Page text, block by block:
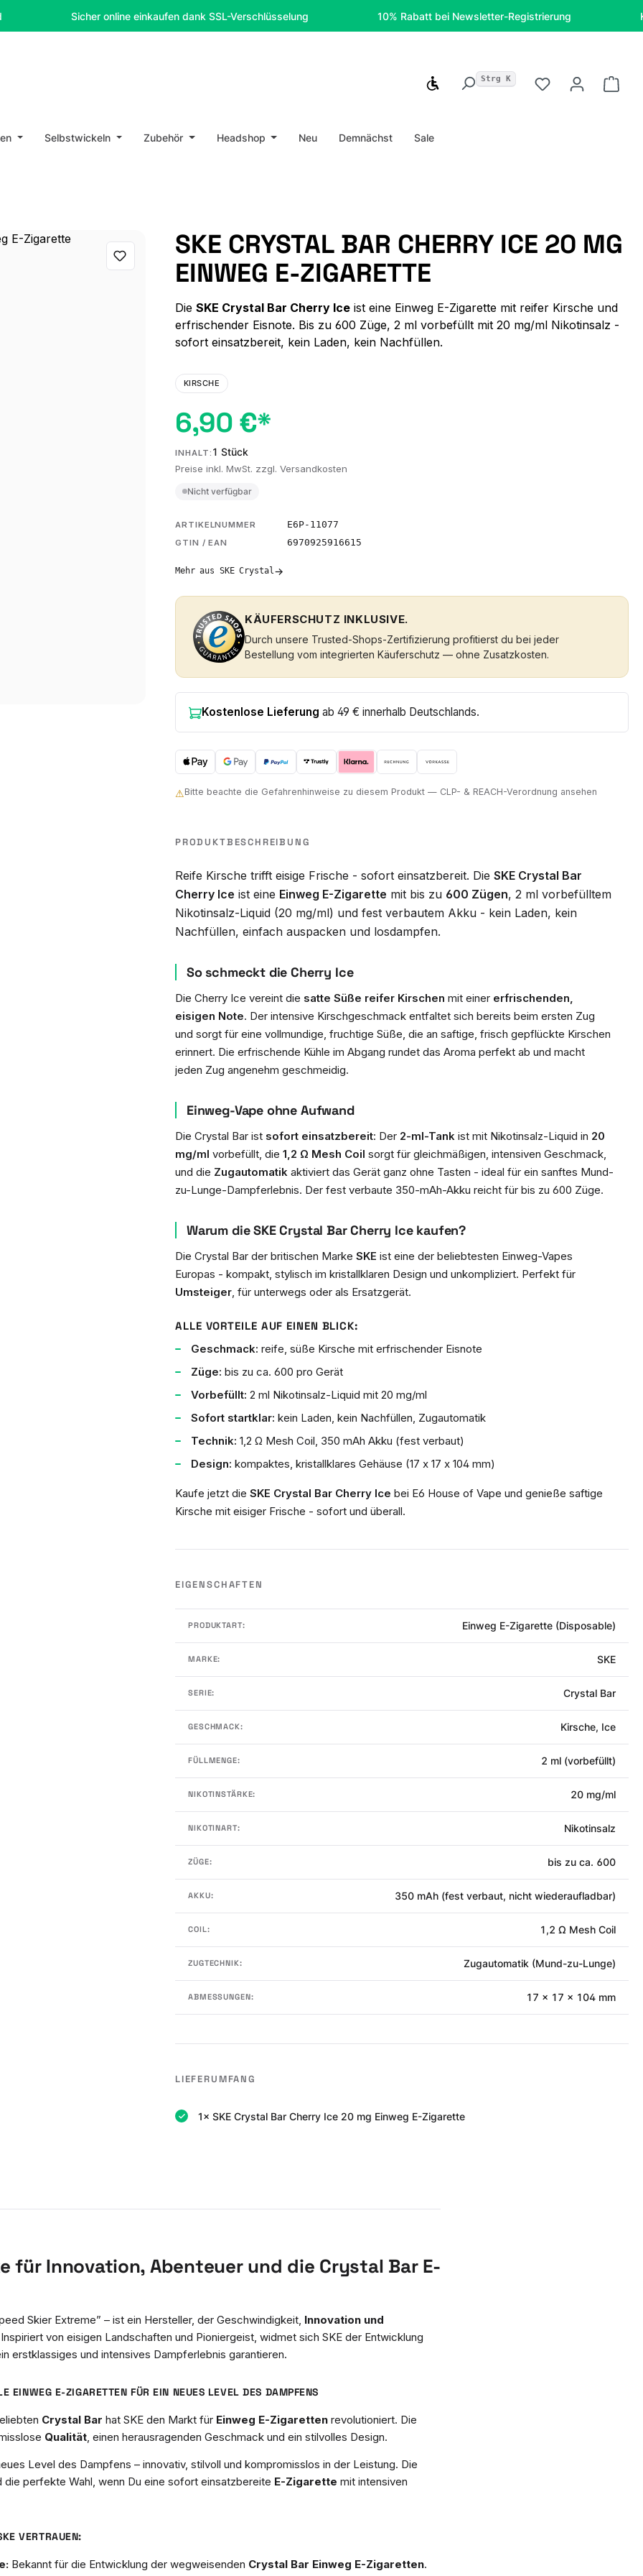
Sicher online einkaufen dank SSL-Verschlüsselung 10% Rabatt bei Newsletter-Registrierung
Werkzeugleiste anzeigen
Strg K Du hast 0
Selbstwickeln Zubehör Headshop Neu Demnächst Sale
SKE CRYSTAL BAR CHERRY ICE 20 MG
EINWEG E-ZIGARETTE
Die SKE Crystal Bar Cherry Ice ist eine Einweg E-Zigarette mit reifer Kirsche und
erfrischender Eisnote. Bis zu 600 Züge, 2 ml vorbefüllt mit 20 mg/ml Nikotinsalz -
sofort einsatzbereit, kein Laden, kein Nachfüllen.
KIRSCHE
6,90 €*
INHALT: 1 Stück
Preise inkl. MwSt. zzgl. Versandkosten
Nicht verfügbar
ARTIKELNUMMER E6P-11077
GTIN / EAN 6970925916615
Mehr aus SKE Crystal→
KÄUFERSCHUTZ INKLUSIVE.
Durch unsere Trusted-Shops-Zertifizierung profitierst du bei jeder
Bestellung vom integrierten Käuferschutz — ohne Zusatzkosten.
Kostenlose Lieferung ab 49 € innerhalb Deutschlands.
⚠Bitte beachte die Gefahrenhinweise zu diesem Produkt — CLP- & REACH-Verordnung ansehen
PRODUKTBESCHREIBUNG
Reife Kirsche trifft eisige Frische - sofort einsatzbereit. Die SKE Crystal Bar
Cherry Ice ist eine Einweg E-Zigarette mit bis zu 600 Zügen, 2 ml vorbefülltem
Nikotinsalz-Liquid (20 mg/ml) und fest verbautem Akku - kein Laden, kein
Nachfüllen, einfach auspacken und losdampfen.
So schmeckt die Cherry Ice
Die Cherry Ice vereint die satte Süße reifer Kirschen mit einer erfrischenden,
eisigen Note. Der intensive Kirschgeschmack entfaltet sich bereits beim ersten Zug
und sorgt für eine vollmundige, fruchtige Süße, die an saftige, frisch gepflückte Kirschen
erinnert. Die erfrischende Kühle im Abgang rundet das Aroma perfekt ab und macht
jeden Zug angenehm geschmeidig.
Einweg-Vape ohne Aufwand
Die Crystal Bar ist sofort einsatzbereit: Der 2-ml-Tank ist mit Nikotinsalz-Liquid in 20
mg/ml vorbefüllt, die 1,2 Ω Mesh Coil sorgt für gleichmäßigen, intensiven Geschmack,
und die Zugautomatik aktiviert das Gerät ganz ohne Tasten - ideal für ein sanftes Mund-
zu-Lunge-Dampferlebnis. Der fest verbaute 350-mAh-Akku reicht für bis zu 600 Züge.
Warum die SKE Crystal Bar Cherry Ice kaufen?
Die Crystal Bar der britischen Marke SKE ist eine der beliebtesten Einweg-Vapes
Europas - kompakt, stylisch im kristallklaren Design und unkompliziert. Perfekt für
Umsteiger , für unterwegs oder als Ersatzgerät.
ALLE VORTEILE AUF EINEN BLICK:
Geschmack: reife, süße Kirsche mit erfrischender Eisnote
Züge: bis zu ca. 600 pro Gerät
Vorbefüllt: 2 ml Nikotinsalz-Liquid mit 20 mg/ml
Sofort startklar: kein Laden, kein Nachfüllen, Zugautomatik
Technik: 1,2 Ω Mesh Coil, 350 mAh Akku (fest verbaut)
Design: kompaktes, kristallklares Gehäuse (17 x 17 x 104 mm)
Kaufe jetzt die SKE Crystal Bar Cherry Ice bei E6 House of Vape und genieße saftige
Kirsche mit eisiger Frische - sofort und überall.
EIGENSCHAFTEN
PRODUKTART: Einweg E-Zigarette (Disposable)
MARKE: SKE
SERIE: Crystal Bar
GESCHMACK: Kirsche, Ice
FÜLLMENGE: 2 ml (vorbefüllt)
NIKOTINSTÄRKE: 20 mg/ml
NIKOTINART: Nikotinsalz
ZÜGE: bis zu ca. 600
AKKU: 350 mAh (fest verbaut, nicht wiederaufladbar)
COIL: 1,2 Ω Mesh Coil
ZUGTECHNIK: Zugautomatik (Mund-zu-Lunge)
ABMESSUNGEN: 17 x 17 x 104 mm
LIEFERUMFANG
1× SKE Crystal Bar Cherry Ice 20 mg Einweg E-Zigarette
für Innovation, Abenteuer und die Crystal Bar E-
Skier Extreme” – ist ein Hersteller, der Geschwindigkeit, Innovation und
von eisigen Landschaften und Pioniergeist, widmet sich SKE der Entwicklung
erstklassiges und intensives Dampferlebnis garantieren.
EINWEG E-ZIGARETTEN FÜR EIN NEUES LEVEL DES DAMPFENS
Crystal Bar hat SKE den Markt für Einweg E-Zigaretten revolutioniert. Die
Qualität , einen herausragenden Geschmack und ein stilvolles Design.
Level des Dampfens – innovativ, stilvoll und kompromisslos in der Leistung. Die
die perfekte Wahl, wenn Du eine sofort einsatzbereite E-Zigarette mit intensiven
VERTRAUEN:
Bekannt für die Entwicklung der wegweisenden Crystal Bar Einweg E-Zigaretten.